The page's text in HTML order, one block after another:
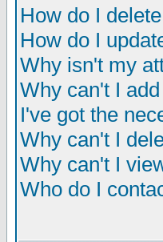
How do I
How do I
Why isn't my
Why can't I
I've got the
Why can't I
Why can't I
Who do I